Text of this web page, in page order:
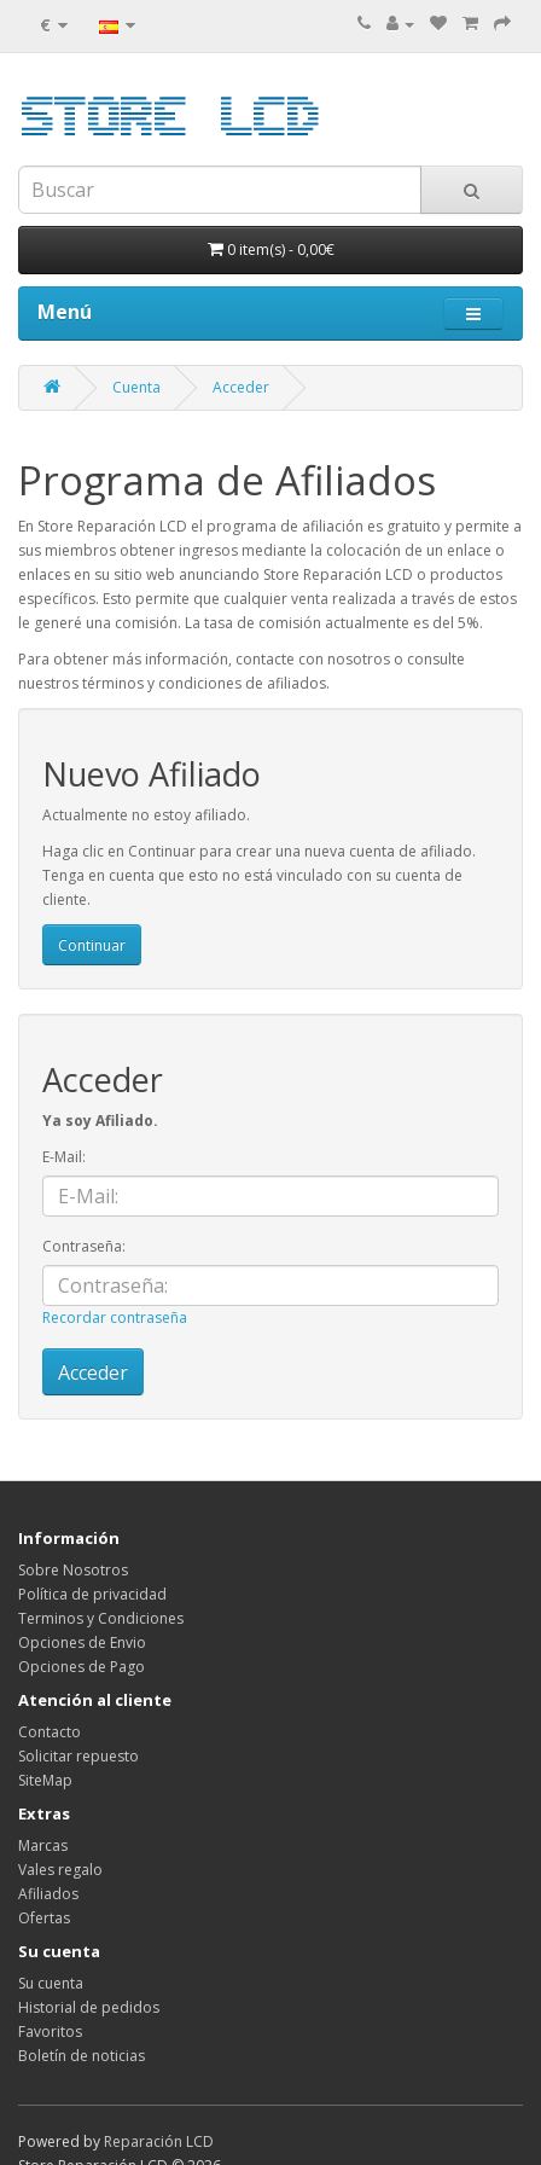
€
0 item(s)- 0,00€
Menú
Cuenta Acceder
Programa de Afiliados
En Store Reparación LCD el programa de afiliación es gratuito y permite a
sus miembros obtener ingresos mediante la colocación de un enlace o
enlaces en su sitio web anunciando Store Reparación LCD o productos
específicos. Esto permite que cualquier venta realizada a través de estos
le generé una comisión. La tasa de comisión actualmente es del 5%.
Para obtener más información, contacte con nosotros o consulte
nuestros términos y condiciones de afiliados.
Nuevo Afiliado
Actualmente no estoy afiliado.
Haga clic en Continuar para crear una nueva cuenta de afiliado.
Tenga en cuenta que esto no está vinculado con su cuenta de
cliente.
Continuar
Acceder
Ya soy Afiliado.
E-Mail:
Contraseña:
Recordar contraseña
Información
Sobre Nosotros
Política de privacidad
Terminos y Condiciones
Opciones de Envio
Opciones de Pago
Atención al cliente
Contacto
Solicitar repuesto
SiteMap
Extras
Marcas
Vales regalo
Afiliados
Ofertas
Su cuenta
Su cuenta
Historial de pedidos
Favoritos
Boletín de noticias
Powered by Reparación LCD